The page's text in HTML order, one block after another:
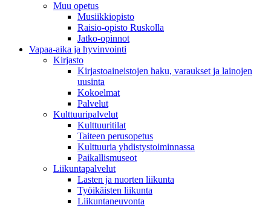
Muu opetus
Musiikkiopisto
Raisio-opisto Ruskolla
Jatko-opinnot
Vapaa-aika ja hyvinvointi
Kirjasto
Kirjastoaineistojen haku, varaukset ja lainojen
uusinta
Kokoelmat
Palvelut
Kulttuuripalvelut
Kulttuuritilat
Taiteen perusopetus
Kulttuuria yhdistystoiminnassa
Paikallismuseot
Liikuntapalvelut
Lasten ja nuorten liikunta
Työikäisten liikunta
Liikuntaneuvonta